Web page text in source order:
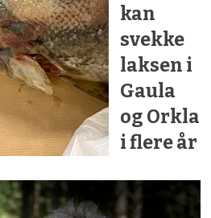
kan
svekke
laksen i
Gaula
og Orkla
i flere år